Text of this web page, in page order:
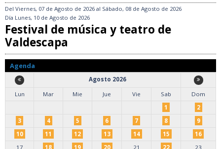
Del Viernes, 07 de Agosto de 2026 al Sábado, 08 de Agosto de 2026
Día Lunes, 10 de Agosto de 2026
Festival de música y teatro de
Valdescapa
Agenda
Agosto 2026
Lun
Mar Mie Jue Vie Sab
Dom
1
2
3
4 5 6 7 8
9
10
11 12 13 14 15
16
17
18 19 20 21 22
23